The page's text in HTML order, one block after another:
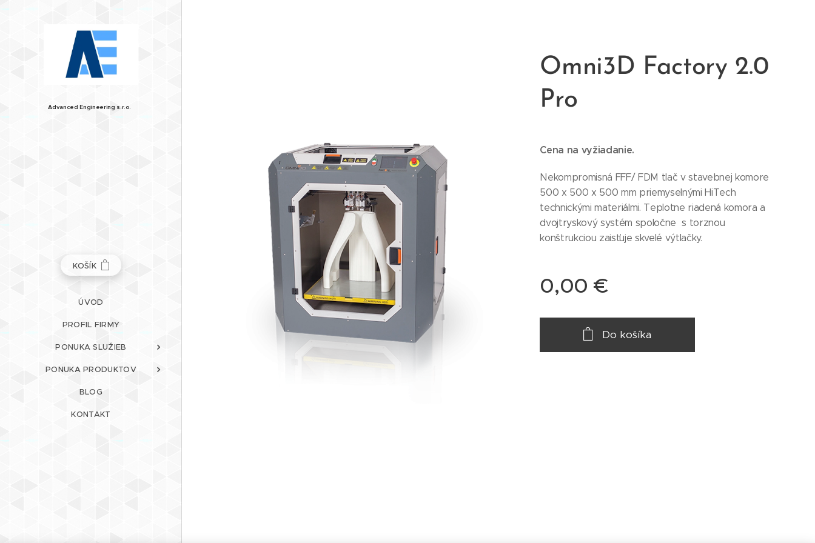
Advanced Engineering s.r.o.
KOŠÍK
ÚVOD
PROFIL FIRMY
PONUKA SLUŽIEB
PONUKA PRODUKTOV
BLOG
KONTAKT
Omni3D Factory 2.0
Pro
Cena na vyžiadanie.
Nekompromisná FFF/ FDM tlač v stavebnej komore
500 x 500 x 500 mm priemyselnými HiTech
technickými materiálmi. Teplotne riadená komora a
dvojtryskový systém spoločne s torznou
konštrukciou zaisťuje skvelé výtlačky.
0,00 €
Do košíka